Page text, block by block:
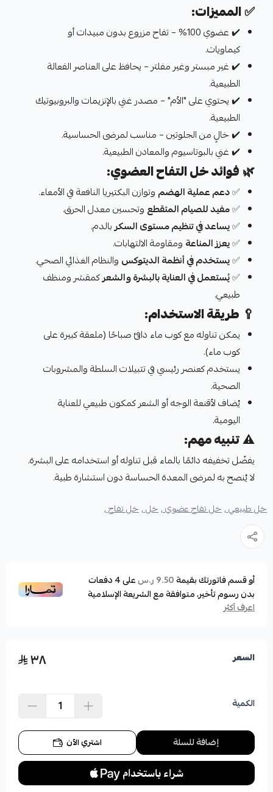
✅المميزات:
✔️ عضوي 100% – تفاح مزروع بدون مبيدات أو
كيماويات.
✔️ غير مبستر وغير مفلتر – يحافظ على العناصر الفعالة
الطبيعية.
✔️ يحتوي على "الأم" – مصدر غني بالإنزيمات والبروبيوتيك
الطبيعية.
✔️ خالٍ من الجلوتين – مناسب لمرضى الحساسية.
✔️ غني بالبوتاسيوم والمعادن الطبيعية.
🌿فوائد خل التفاح العضوي:
✅دعم عملية الهضم وتوازن البكتيريا النافعة في الأمعاء.
✅مفيد للصيام المتقطع وتحسين معدل الحرق.
✅يساعد في تنظيم مستوى السكربالدم.
✅يعزز المناعة ومقاومة الالتهابات.
✅يستخدم في أنظمة الديتوكس والنظام الغذائي الصحي.
✅يُستعمل في العناية بالبشرة والشعركمقشر ومنظف
طبيعي.
🥄 طريقة الاستخدام:
يمكن تناوله مع كوب ماء دافئ صباحًا (ملعقة كبيرة على
كوب ماء).
يستخدم كعنصر رئيسي في تتبيلات السلطة والمشروبات
الصحية.
يُضاف لأقنعة الوجه أو الشعر كمكون طبيعي للعناية
اليومية.
⚠️تنبيه مهم:
يفضّل تخفيفه دائمًا بالماء قبل تناوله أو استخدامه على البشرة.
لا يُنصح به لمرضى المعدة الحساسة دون استشارة طبية.
خل طبيعي ,خل تفاح عضوي ,خل ,خل تفاح ,
أو قسم فاتورتك بقيمة9.50 ر.س على4دفعات
بدون رسوم تأخير، متوافقة مع الشريعة الإسلامية
اعرف أكثر
السعر ٣٨
الكمية
إضافة للسلة اشتري الآن